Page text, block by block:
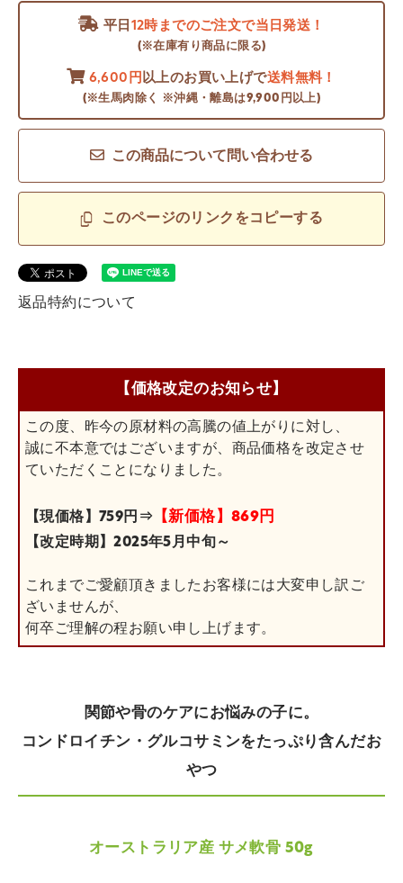
平日 12時までのご注文で当日発送！
(※在庫有り商品に限る)
6,600円 以上のお買い上げで送料無料！
(※生馬肉除く ※沖縄・離島は9,900円以上)
この商品について問い合わせる
このページのリンクをコピーする
返品特約について
【価格改定のお知らせ】
この度、昨今の原材料の高騰の値上がりに対し、
誠に不本意ではございますが、商品価格を改定させ
ていただくことになりました。
【現価格】759円⇒ 【新価格】869円
【改定時期】2025年5月中旬～
これまでご愛顧頂きましたお客様には大変申し訳ご
ざいませんが、
何卒ご理解の程お願い申し上げます。
関節や骨のケアにお悩みの子に。
コンドロイチン・グルコサミンをたっぷり含んだお
やつ
オーストラリア産 サメ軟骨 50g